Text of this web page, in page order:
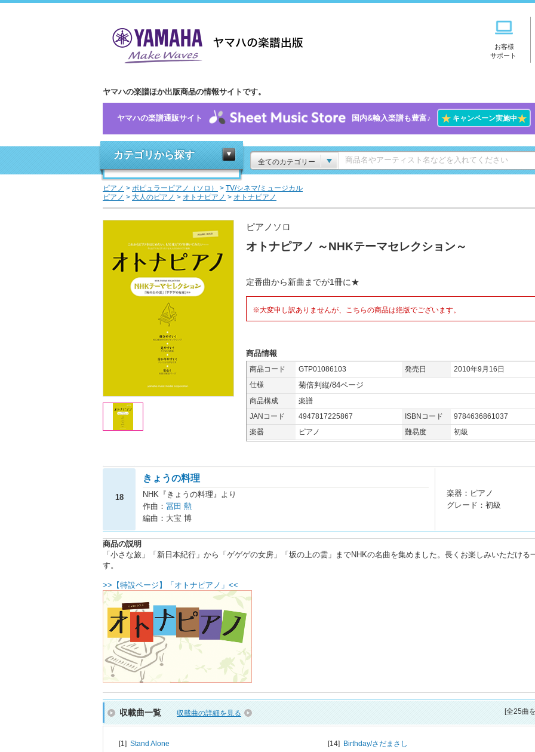
お客様
サポート
ヤマハの楽譜ほか出版商品の情報サイトです。
ヤマハの楽譜通販サイト 国内&輸入楽譜も豊富♪ ★キャンペーン実施中★
カテゴリから探す
全てのカテゴリー
ピアノ > ポピュラーピアノ（ソロ） > TV/シネマ/ミュージカル
ピアノ > 大人のピアノ > オトナピアノ > オトナピアノ
ピアノソロ
オトナピアノ ～NHKテーマセレクション～
定番曲から新曲までが1冊に★
※大変申し訳ありませんが、こちらの商品は絶版でございます。
商品情報
商品コード GTP01086103 発売日
2010年9月16日
仕様
菊倍判縦/84ページ
商品構成
楽譜
JANコード
4947817225867 ISBNコード
9784636861037
楽器
ピアノ 難易度 初級
18
きょうの料理
NHK『きょうの料理』より
作曲： 冨田 勲
編曲：大宝 博
楽器：ピアノ
グレード：初級
商品の説明
「小さな旅」「新日本紀行」から「ゲゲゲの女房」「坂の上の雲」までNHKの名曲を集めました。長くお楽しみいただける
す。
>>【特設ページ】「オトナピアノ」<<
収載曲一覧 収載曲の詳細を見る [全25曲
[1] Stand Alone
[14] Birthday/さだまさし